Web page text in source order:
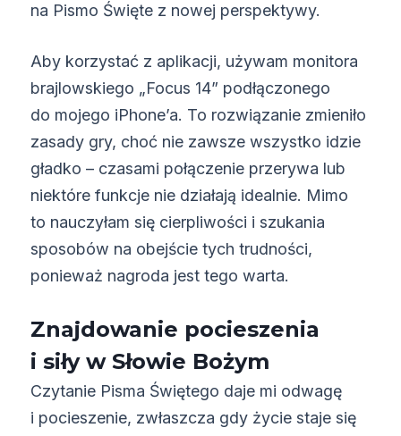
na Pismo Święte z nowej perspektywy.
Aby korzystać z aplikacji, używam monitora
brajlowskiego „Focus 14” podłączonego
do mojego iPhone’a. To rozwiązanie zmieniło
zasady gry, choć nie zawsze wszystko idzie
gładko – czasami połączenie przerywa lub
niektóre funkcje nie działają idealnie. Mimo
to nauczyłam się cierpliwości i szukania
sposobów na obejście tych trudności,
ponieważ nagroda jest tego warta.
Znajdowanie pocieszenia
i siły w Słowie Bożym
Czytanie Pisma Świętego daje mi odwagę
i pocieszenie, zwłaszcza gdy życie staje się